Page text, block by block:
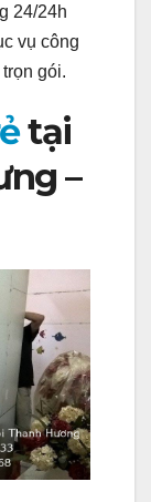
24/24h
vụ công
gói.
tại
–